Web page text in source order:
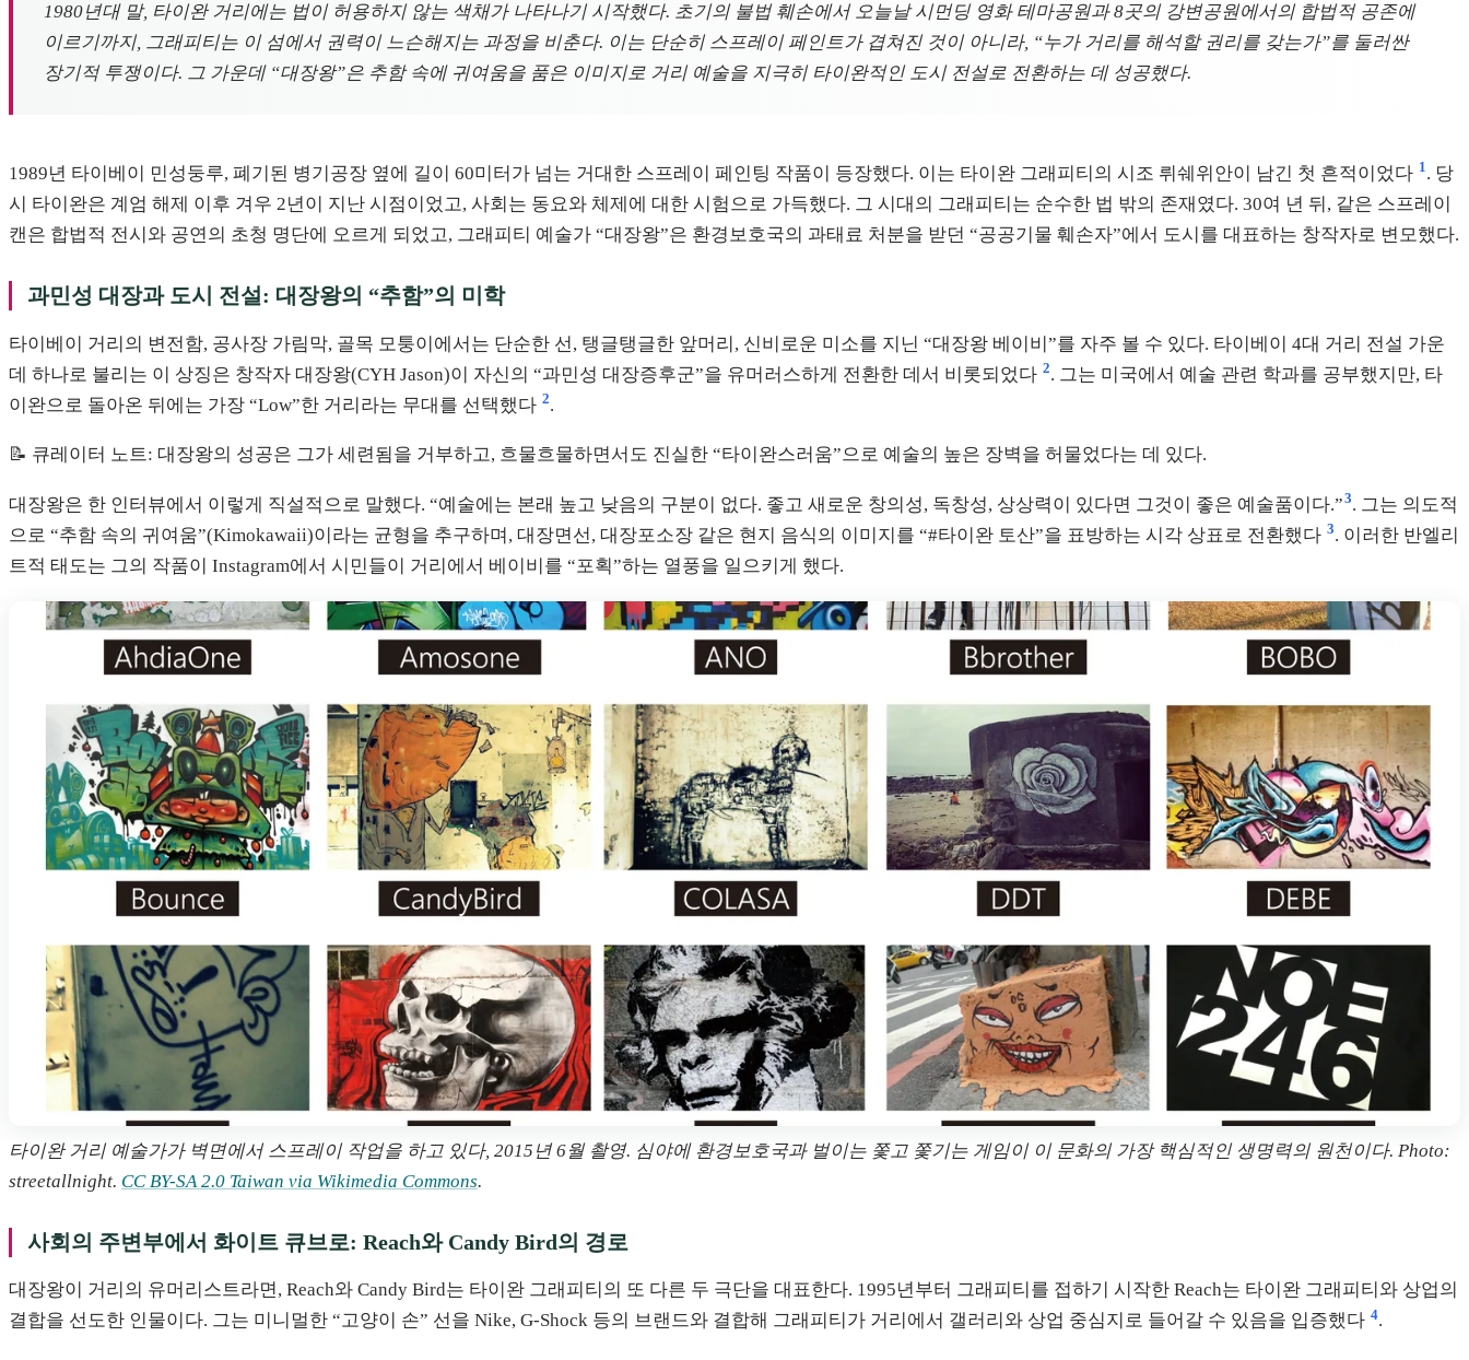
1980년대 말, 타이완 거리에는 법이 허용하지 않는 색채가 나타나기 시작했다. 초기의 불법 훼손에서 오늘날 시먼딩 영화 테마공원과 8곳의 강변공원에서의 합법적 공존에
이르기까지, 그래피티는 이 섬에서 권력이 느슨해지는 과정을 비춘다. 이는 단순히 스프레이 페인트가 겹쳐진 것이 아니라, “누가 거리를 해석할 권리를 갖는가”를 둘러싼
장기적 투쟁이다. 그 가운데 “대장왕”은 추함 속에 귀여움을 품은 이미지로 거리 예술을 지극히 타이완적인 도시 전설로 전환하는 데 성공했다.
1989년 타이베이 민성둥루, 폐기된 병기공장 옆에 길이 60미터가 넘는 거대한 스프레이 페인팅 작품이 등장했다. 이는 타이완 그래피티의 시조 뤼쉐위안이 남긴 첫 흔적이었다 1. 당
시 타이완은 계엄 해제 이후 겨우 2년이 지난 시점이었고, 사회는 동요와 체제에 대한 시험으로 가득했다. 그 시대의 그래피티는 순수한 법 밖의 존재였다. 30여 년 뒤, 같은 스프레이
캔은 합법적 전시와 공연의 초청 명단에 오르게 되었고, 그래피티 예술가 “대장왕”은 환경보호국의 과태료 처분을 받던 “공공기물 훼손자”에서 도시를 대표하는 창작자로 변모했다.
과민성 대장과 도시 전설: 대장왕의 “추함”의 미학
타이베이 거리의 변전함, 공사장 가림막, 골목 모퉁이에서는 단순한 선, 탱글탱글한 앞머리, 신비로운 미소를 지닌 “대장왕 베이비”를 자주 볼 수 있다. 타이베이 4대 거리 전설 가운
데 하나로 불리는 이 상징은 창작자 대장왕(CYH Jason)이 자신의 “과민성 대장증후군”을 유머러스하게 전환한 데서 비롯되었다 2. 그는 미국에서 예술 관련 학과를 공부했지만, 타
이완으로 돌아온 뒤에는 가장 “Low”한 거리라는 무대를 선택했다 2.
📝 큐레이터 노트: 대장왕의 성공은 그가 세련됨을 거부하고, 흐물흐물하면서도 진실한 “타이완스러움”으로 예술의 높은 장벽을 허물었다는 데 있다.
대장왕은 한 인터뷰에서 이렇게 직설적으로 말했다. “예술에는 본래 높고 낮음의 구분이 없다. 좋고 새로운 창의성, 독창성, 상상력이 있다면 그것이 좋은 예술품이다.”3. 그는 의도적
으로 “추함 속의 귀여움”(Kimokawaii)이라는 균형을 추구하며, 대장면선, 대장포소장 같은 현지 음식의 이미지를 “#타이완 토산”을 표방하는 시각 상표로 전환했다 3. 이러한 반엘리
트적 태도는 그의 작품이 Instagram에서 시민들이 거리에서 베이비를 “포획”하는 열풍을 일으키게 했다.
타이완 거리 예술가가 벽면에서 스프레이 작업을 하고 있다, 2015년 6월 촬영. 심야에 환경보호국과 벌이는 쫓고 쫓기는 게임이 이 문화의 가장 핵심적인 생명력의 원천이다. Photo:
streetallnight. CC BY-SA 2.0 Taiwan via Wikimedia Commons.
사회의 주변부에서 화이트 큐브로: Reach와 Candy Bird의 경로
대장왕이 거리의 유머리스트라면, Reach와 Candy Bird는 타이완 그래피티의 또 다른 두 극단을 대표한다. 1995년부터 그래피티를 접하기 시작한 Reach는 타이완 그래피티와 상업의
결합을 선도한 인물이다. 그는 미니멀한 “고양이 손” 선을 Nike, G-Shock 등의 브랜드와 결합해 그래피티가 거리에서 갤러리와 상업 중심지로 들어갈 수 있음을 입증했다 4.